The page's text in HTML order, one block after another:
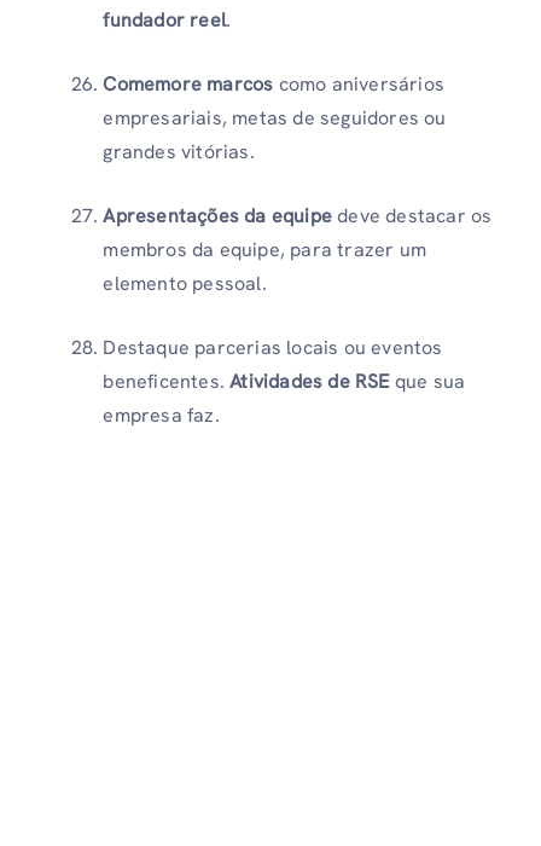
fundador reel.
Comemore marcos como aniversários
empresariais, metas de seguidores ou
grandes vitórias.
Apresentações da equipedeve destacar os
membros da equipe, para trazer um
elemento pessoal.
Destaque parcerias locais ou eventos
beneficentes.Atividades de RSEque sua
empresa faz.